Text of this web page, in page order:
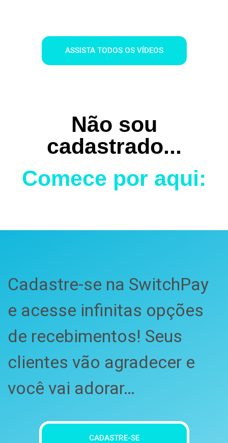
ASSISTA TODOS OS VÍDEOS
Não sou
cadastrado...
Comece por aqui:
Cadastre-se na SwitchPay
e acesse infinitas opções
de recebimentos! Seus
clientes vão agradecer e
você vai adorar…
CADASTRE-SE